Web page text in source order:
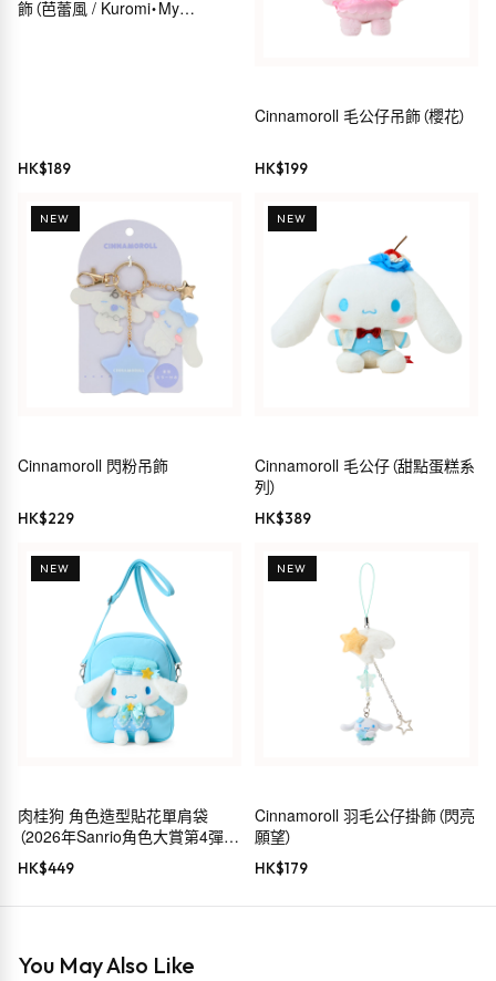
飾（芭蕾風 / Kuromi・My
HK$189
Cinnamoroll 毛公仔吊飾（櫻花）
HK$199
NEW
Cinnamoroll 閃粉吊飾
HK$229
NEW
Cinnamoroll 毛公仔（甜點蛋糕系
列）
HK$389
NEW
肉桂狗 角色造型貼花單肩袋
（2026年Sanrio角色大賞第4彈
Sanrio穿搭系列）
HK$449
NEW
Cinnamoroll 羽毛公仔掛飾（閃亮
願望）
HK$179
You May Also Like